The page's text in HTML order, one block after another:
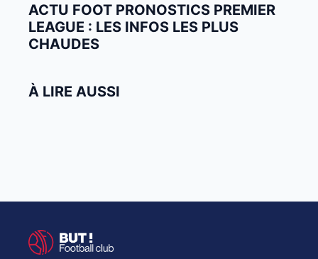
ACTU FOOT PRONOSTICS PREMIER
LEAGUE : LES INFOS LES PLUS
CHAUDES
À LIRE AUSSI